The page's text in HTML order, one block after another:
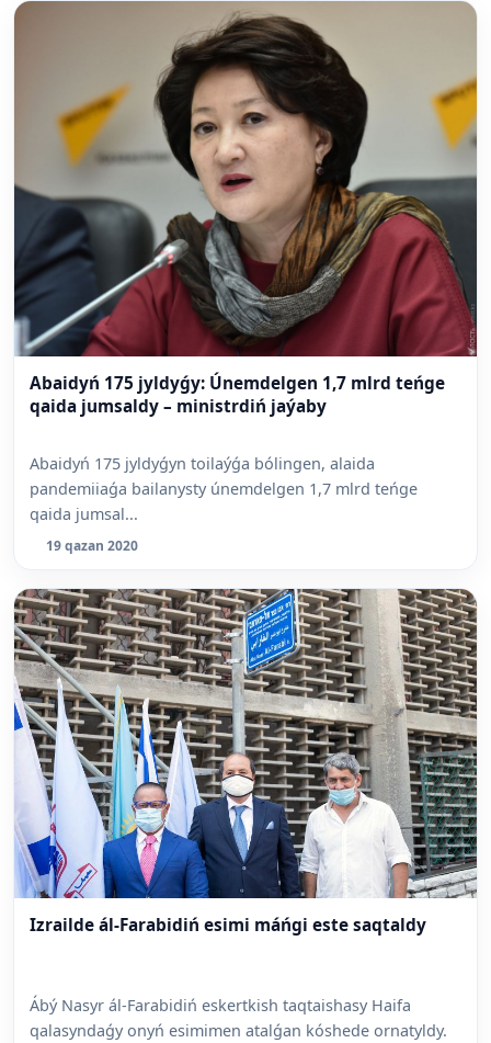
Abaidyń 175 jyldyǵy: Únemdelgen 1,7 mlrd teńge
qaida jumsaldy – ministrdiń jaýaby
Abaidyń 175 jyldyǵyn toilaýǵa bólingen, alaida
pandemiiaǵa bailanysty únemdelgen 1,7 mlrd teńge
qaida jumsal...
19 qazan 2020
Izrailde ál-Farabidiń esimi máńgi este saqtaldy
Ábý Nasyr ál-Farabidiń eskertkish taqtaishasy Haifa
qalasyndaǵy onyń esimimen atalǵan kóshede ornatyldy.